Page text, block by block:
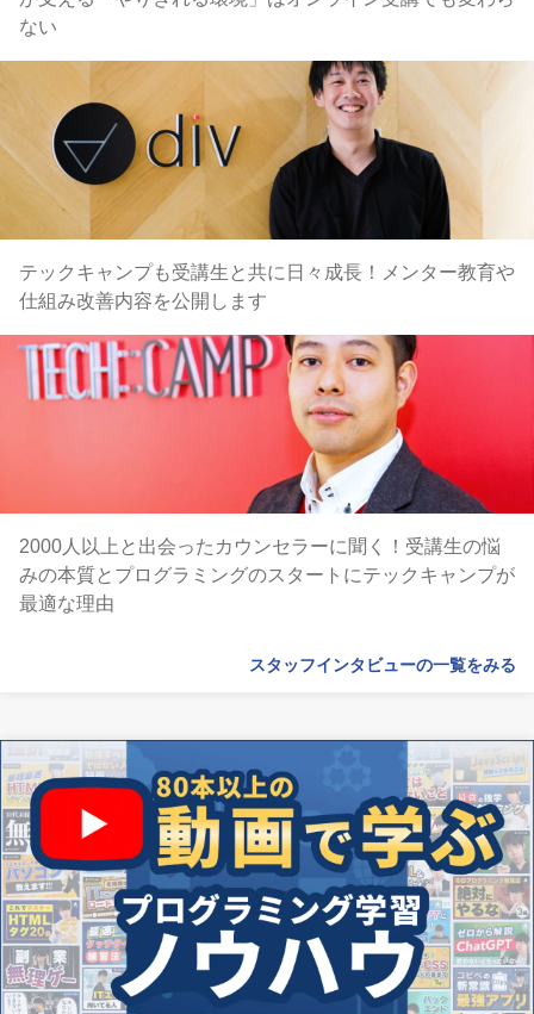
ない
テックキャンプも受講生と共に日々成長！メンター教育や
仕組み改善内容を公開します
2000人以上と出会ったカウンセラーに聞く！受講生の悩
みの本質とプログラミングのスタートにテックキャンプが
最適な理由
スタッフインタビューの一覧をみる